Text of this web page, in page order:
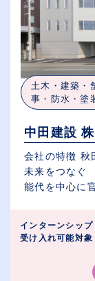
土木・建築・
事・防水・塗
中田建設
会社の特徴 秋
未来をつなぐ
能代を中心に
インターンシップ
受け入れ可能対象